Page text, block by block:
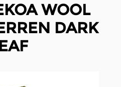
WOOL
DARK